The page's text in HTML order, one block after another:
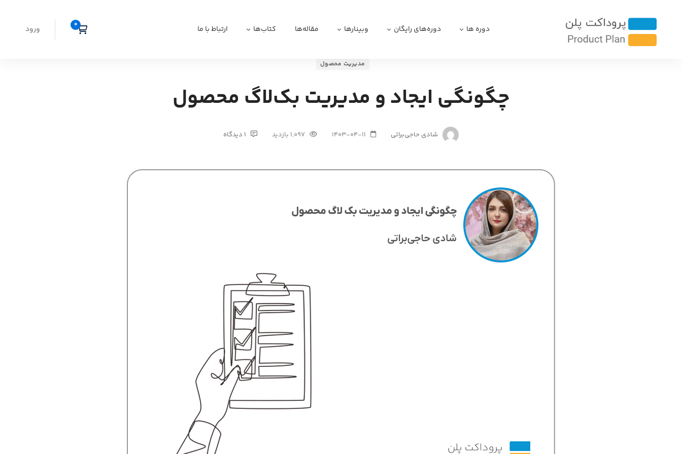
دوره ها دوره‌های رایگان وبینارها مقاله‌ها کتاب‌ها ارتباط با ما ورود
مدیریت محصول
چگونگی ایجاد و مدیریت بک‌لاگ محصول
شادی حاجی‌براتی 1403-04-11 1,097 بازدید 1 دیدگاه